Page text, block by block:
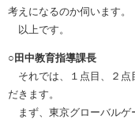
考えになるのか伺います。
以上です。
○田中教育指導課長
それでは、１点目、２点
だきます。
まず、東京グローバルゲ